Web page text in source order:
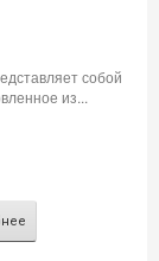
собой
из...